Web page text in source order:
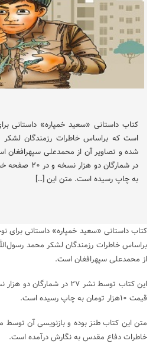
کتاب داستانی «سعید خمپاره» داستانی
است که براساس خاطرات رزمندگان
به چاپ رسیده است. متن این […]
کتاب داستانی «سعید خمپاره» داستانی برای
براساس خاطرات رزمندگان لشکر محمد
از محمدعلی سپهرافغان است.
قیمت ۱۰هزار تومان به چاپ رسیده است.
متن این کتاب طنز بوده و بازنویسی آن توسط
خاطرات دفاع مقدس به نگارش درآمده است.